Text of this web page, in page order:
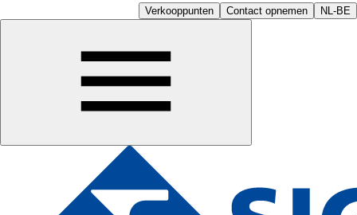
Verkooppunten Contact opnemen NL-BE